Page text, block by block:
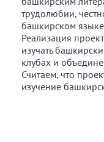
трудолюбии,
башкирском
Реализация
изучать
клубах и
Считаем, что
изучение